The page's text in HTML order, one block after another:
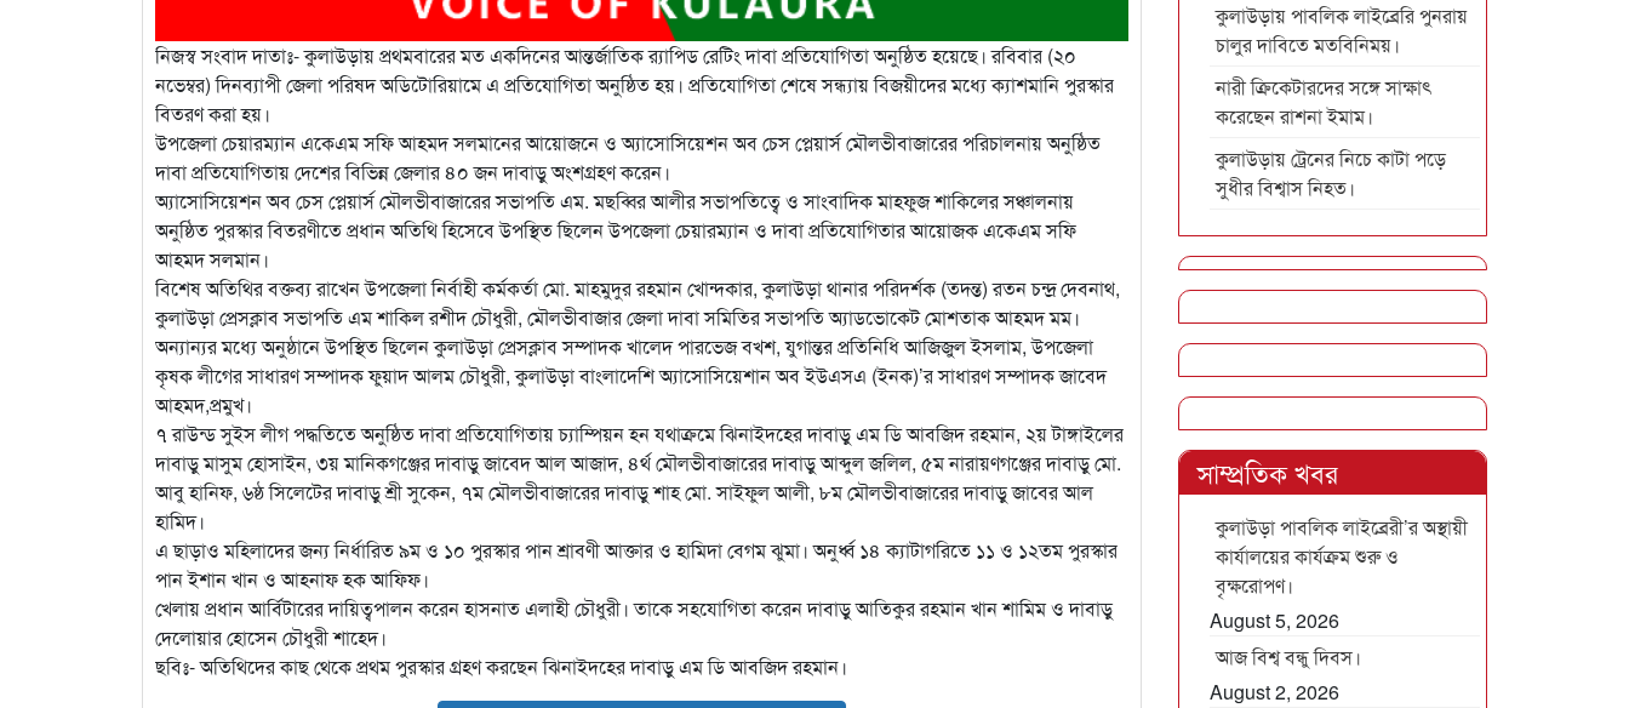
নিজস্ব সংবাদ দাতাঃ- কুলাউড়ায় প্রথমবারের মত একদিনের আন্তর্জাতিক র‌্যাপিড রেটিং দাবা প্রতিযোগিতা অনুষ্ঠিত হয়েছে। রবিবার (২০
নভেম্বর) দিনব্যাপী জেলা পরিষদ অডিটোরিয়ামে এ প্রতিযোগিতা অনুষ্ঠিত হয়। প্রতিযোগিতা শেষে সন্ধ্যায় বিজয়ীদের মধ্যে ক্যাশমানি পুরস্কার
বিতরণ করা হয়।
উপজেলা চেয়ারম্যান একেএম সফি আহমদ সলমানের আয়োজনে ও অ্যাসোসিয়েশন অব চেস প্লেয়ার্স মৌলভীবাজারের পরিচালনায় অনুষ্ঠিত
দাবা প্রতিযোগিতায় দেশের বিভিন্ন জেলার ৪০ জন দাবাড়ু অংশগ্রহণ করেন।
অ্যাসোসিয়েশন অব চেস প্লেয়ার্স মৌলভীবাজারের সভাপতি এম. মছব্বির আলীর সভাপতিত্বে ও সাংবাদিক মাহফুজ শাকিলের সঞ্চালনায়
অনুষ্ঠিত পুরস্কার বিতরণীতে প্রধান অতিথি হিসেবে উপস্থিত ছিলেন উপজেলা চেয়ারম্যান ও দাবা প্রতিযোগিতার আয়োজক একেএম সফি
আহমদ সলমান।
বিশেষ অতিথির বক্তব্য রাখেন উপজেলা নির্বাহী কর্মকর্তা মো. মাহমুদুর রহমান খোন্দকার, কুলাউড়া থানার পরিদর্শক (তদন্ত) রতন চন্দ্র দেবনাথ,
কুলাউড়া প্রেসক্লাব সভাপতি এম শাকিল রশীদ চৌধুরী, মৌলভীবাজার জেলা দাবা সমিতির সভাপতি অ্যাডভোকেট মোশতাক আহমদ মম।
অন্যান্যর মধ্যে অনুষ্ঠানে উপস্থিত ছিলেন কুলাউড়া প্রেসক্লাব সম্পাদক খালেদ পারভেজ বখশ, যুগান্তর প্রতিনিধি আজিজুল ইসলাম, উপজেলা
কৃষক লীগের সাধারণ সম্পাদক ফুয়াদ আলম চৌধুরী, কুলাউড়া বাংলাদেশি অ্যাসোসিয়েশান অব ইউএসএ (ইনক)’র সাধারণ সম্পাদক জাবেদ
আহমদ,প্রমুখ।
৭ রাউন্ড সুইস লীগ পদ্ধতিতে অনুষ্ঠিত দাবা প্রতিযোগিতায় চ্যাম্পিয়ন হন যথাক্রমে ঝিনাইদহের দাবাড়ু এম ডি আবজিদ রহমান, ২য় টাঙ্গাইলের
দাবাড়ু মাসুম হোসাইন, ৩য় মানিকগঞ্জের দাবাড়ু জাবেদ আল আজাদ, ৪র্থ মৌলভীবাজারের দাবাড়ু আব্দুল জলিল, ৫ম নারায়ণগঞ্জের দাবাড়ু মো.
আবু হানিফ, ৬ষ্ঠ সিলেটের দাবাড়ু শ্রী সুকেন, ৭ম মৌলভীবাজারের দাবাড়ু শাহ মো. সাইফুল আলী, ৮ম মৌলভীবাজারের দাবাড়ু জাবের আল
হামিদ।
এ ছাড়াও মহিলাদের জন্য নির্ধারিত ৯ম ও ১০ পুরস্কার পান শ্রাবণী আক্তার ও হামিদা বেগম ঝুমা। অনুর্ধ্ব ১৪ ক্যাটাগরিতে ১১ ও ১২তম পুরস্কার
পান ইশান খান ও আহনাফ হক আফিফ।
খেলায় প্রধান আর্বিটারের দায়িত্বপালন করেন হাসনাত এলাহী চৌধুরী। তাকে সহযোগিতা করেন দাবাড়ু আতিকুর রহমান খান শামিম ও দাবাড়ু
দেলোয়ার হোসেন চৌধুরী শাহেদ।
ছবিঃ- অতিথিদের কাছ থেকে প্রথম পুরস্কার গ্রহণ করছেন ঝিনাইদহের দাবাড়ু এম ডি আবজিদ রহমান।
কুলাউড়ায় পাবলিক লাইব্রেরি পুনরায়
চালুর দাবিতে মতবিনিময়।
নারী ক্রিকেটারদের সঙ্গে সাক্ষাৎ
করেছেন রাশনা ইমাম।
কুলাউড়ায় ট্রেনের নিচে কাটা পড়ে
সুধীর বিশ্বাস নিহত।
সাম্প্রতিক খবর
কুলাউড়া পাবলিক লাইব্রেরী’র অস্থায়ী
কার্যালয়ের কার্যক্রম শুরু ও
বৃক্ষরোপণ।
August 5, 2026
আজ বিশ্ব বন্ধু দিবস।
August 2, 2026